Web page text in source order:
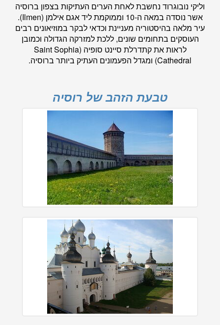
וליקי נובוגרוד נחשבת לאחת הערים העתיקות בצפון ברוסיה
אשר נוסדה במאה ה-10 וממוקמת ליד אגם אילמן (Ilmen).
עיר מלאה בהיסטוריה מעניינת וכדאי לבקר במוזיאונים רבים
העוסקים בתחומים שונים, ללכת למזרקה הגדולה וכמובן
לראות את קתדרלת סיינט סופיה (Saint Sophia
Cathedral) ומגדל הפעמונים העתיק ביותר ברוסיה.
טבעת הזהב של רוסיה